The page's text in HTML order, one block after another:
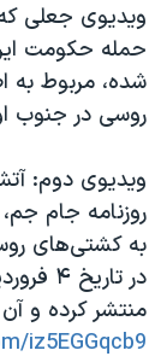
ویدیوی جعلی
حمله حکومت
شده، مربوط به
روسی در جنوب اوکراین
ویدیوی دوم:
روزنامه جام
به کشتی‌های
منتشر کرده و آن
iz5EGGqcb9